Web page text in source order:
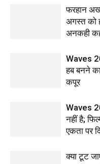
फरहान
अगस्त को
अनकही
Waves
हब बनने
कपूर
Waves
नहीं है;
एकता पर
क्या टूट